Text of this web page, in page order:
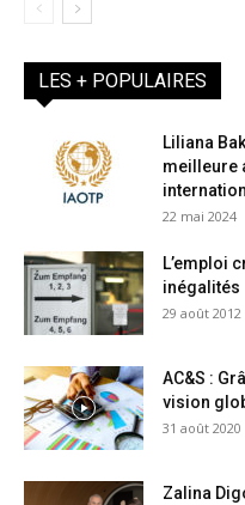
LES + POPULAIRES
Liliana
meilleure
22 mai 2024
L’emploi
inégalités
29 août 2012
AC&S :
vision
31 août 2020
Zalina